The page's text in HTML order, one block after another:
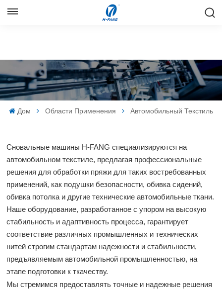
Русский
Español
Дом Области Применения Автомобильный Текстиль
Сновальные машины H-FANG специализируются на
автомобильном текстиле, предлагая профессиональные
решения для обработки пряжи для таких востребованных
применений, как подушки безопасности, обивка сидений,
обивка потолка и другие технические автомобильные ткани.
Наше оборудование, разработанное с упором на высокую
стабильность и адаптивность процесса, гарантирует
соответствие различных промышленных и технических
нитей строгим стандартам надежности и стабильности,
предъявляемым автомобильной промышленностью, на
этапе подготовки к ткачеству.
Мы стремимся предоставлять точные и надежные решения